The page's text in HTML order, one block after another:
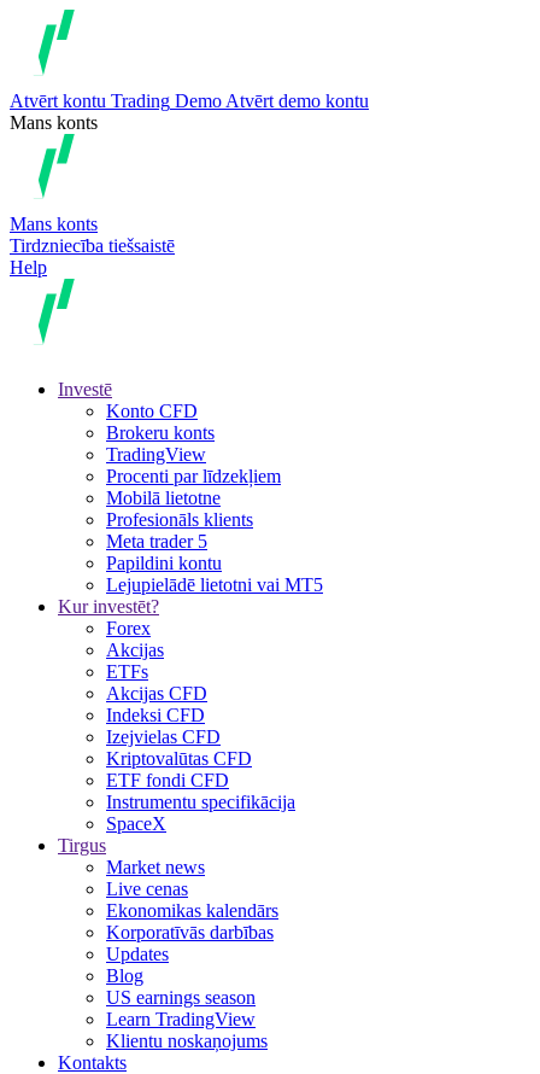
Atvērt kontu Trading Demo Atvērt demo kontu
Mans konts
Mans konts
Tirdzniecība tiešsaistē
Help
Investē
Konto CFD
Brokeru konts
TradingView
Procenti par līdzekļiem
Mobilā lietotne
Profesionāls klients
Meta trader 5
Papildini kontu
Lejupielādē lietotni vai MT5
Kur investēt?
Forex
Akcijas
ETFs
Akcijas CFD
Indeksi CFD
Izejvielas CFD
Kriptovalūtas CFD
ETF fondi CFD
Instrumentu specifikācija
SpaceX
Tirgus
Market news
Live cenas
Ekonomikas kalendārs
Korporatīvās darbības
Updates
Blog
US earnings season
Learn TradingView
Klientu noskaņojums
Kontakts